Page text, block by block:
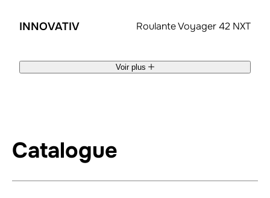
INNOVATIV Roulante Voyager 42 NXT
Voir plus
Catalogue